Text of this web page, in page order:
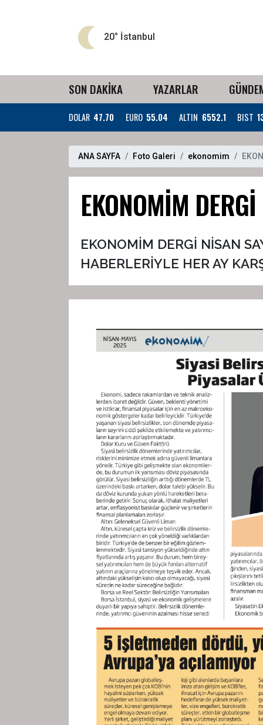
20° İstanbul
SON DAKİKA YAZARLAR
DOLAR 47.70 EURO 55.04 ALTIN 6552.1 BIST
ANA SAYFA Foto Galeri ekonomim
EKONOMİM
EKONOMİM DERGİ NİSAN
HABERLERİYLE HER AY